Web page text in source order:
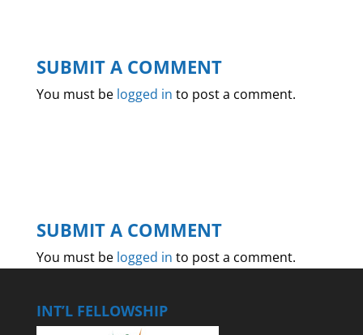
SUBMIT A COMMENT
You must be logged in to post a comment.
SUBMIT A COMMENT
You must be logged in to post a comment.
INT’L FELLOWSHIP